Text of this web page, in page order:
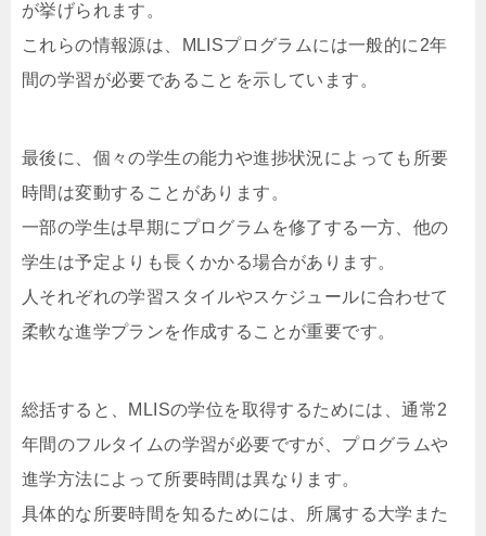
が挙げられます。
これらの情報源は、MLISプログラムには一般的に2年
間の学習が必要であることを示しています。
最後に、個々の学生の能力や進捗状況によっても所要
時間は変動することがあります。
一部の学生は早期にプログラムを修了する一方、他の
学生は予定よりも長くかかる場合があります。
人それぞれの学習スタイルやスケジュールに合わせて
柔軟な進学プランを作成することが重要です。
総括すると、MLISの学位を取得するためには、通常2
年間のフルタイムの学習が必要ですが、プログラムや
進学方法によって所要時間は異なります。
具体的な所要時間を知るためには、所属する大学また